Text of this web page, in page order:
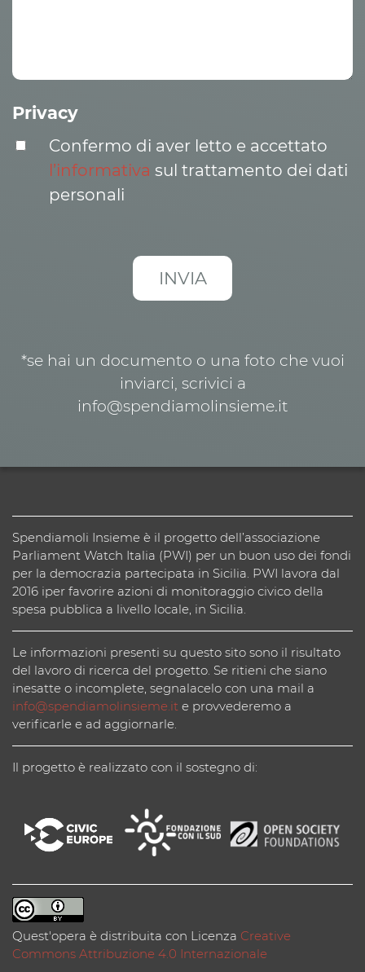
Privacy
Confermo di aver letto e accettato
l’informativa sul trattamento dei dati
personali
*se hai un documento o una foto che vuoi
inviarci, scrivici a
info@spendiamolinsieme.it
Spendiamoli Insieme è il progetto dell’associazione
Parliament Watch Italia (PWI) per un buon uso dei fondi
per la democrazia partecipata in Sicilia. PWI lavora dal
2016 iper favorire azioni di monitoraggio civico della
spesa pubblica a livello locale, in Sicilia.
Le informazioni presenti su questo sito sono il risultato
del lavoro di ricerca del progetto. Se ritieni che siano
inesatte o incomplete, segnalacelo con una mail a
info@spendiamolinsieme.it e provvederemo a
verificarle e ad aggiornarle.
Il progetto è realizzato con il sostegno di:
Quest'opera è distribuita con Licenza Creative
Commons Attribuzione 4.0 Internazionale